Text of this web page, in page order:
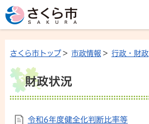
さくら市トップ> 市政情報 > 行政・財政
財政状況
令和6年度健全化判断比率等